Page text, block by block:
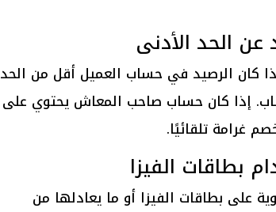
كان الرصيد في حساب العميل أقل من الحد
. إذا كان حساب صاحب المعاش يحتوي على
غرامة تلقائيًا.
على بطاقات الفيزا أو ما يعادلها من